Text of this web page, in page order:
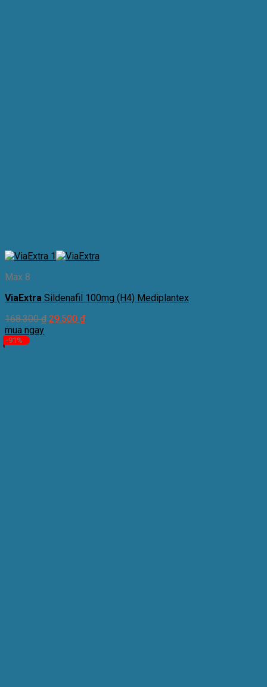
Max 8
ViaExtra Sildenafil 100mg (H4) Mediplantex
168.300₫ 29.500 ₫
mua ngay
-91%